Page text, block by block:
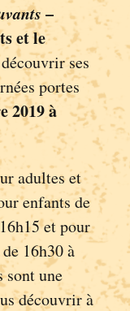
–
et le
ses
portes
2019 à
adultes et
enfants de
et pour
16h30 à
sont une
découvrir à